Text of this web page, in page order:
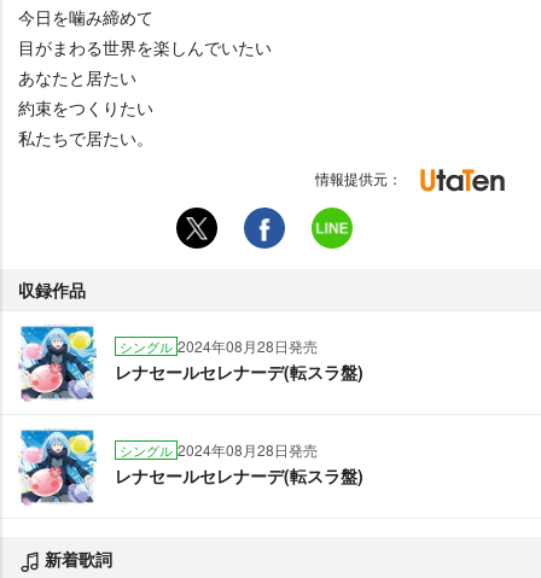
今日を噛み締めて
目がまわる世界を楽しんでいたい
あなたと居たい
約束をつくりたい
私たちで居たい。
情報提供元：
収録作品
シングル 2024年08月28日発売
レナセールセレナーデ(転スラ盤)
シングル 2024年08月28日発売
レナセールセレナーデ(転スラ盤)
新着歌詞